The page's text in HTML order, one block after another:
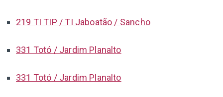
219 TI TIP / TI Jaboatão / Sancho
331 Totó / Jardim Planalto
331 Totó / Jardim Planalto